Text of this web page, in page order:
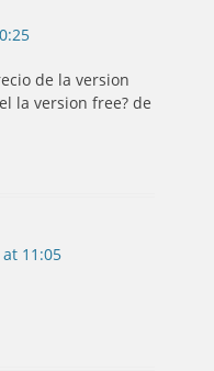
de la version
la version free? de
11:05